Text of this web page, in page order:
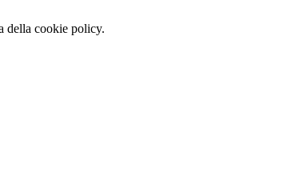
della cookie policy.